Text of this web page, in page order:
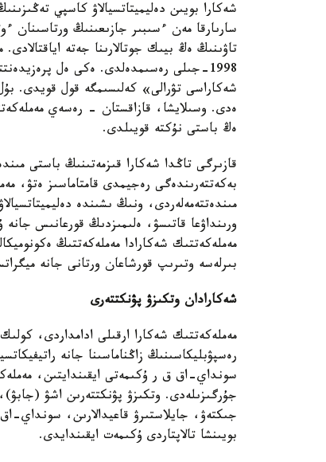
شەكارا بويىن دەليميتاتسيالاۋ كاسپي
سارىارقا مەن ءسىبىر جازىعىنىڭ ورتاسىنان
تاۋىنىڭ ەڭ بيىك جوتالارىنا جەتە
شەكاراسى تۋرالى» كەلىسىمگە قول قويدى.
ەدى. وسىلايشا، قازاقستان - رەسەي
ەڭ باستى نۇكتە قويىلدى.
قازىرگى تاڭدا شەكارا قىزمەتىنىڭ باستى
بەكەتتەرىندەگى رەجيمدى قامتاماسىز ەتۋ،
مىندەتتەمەلەردى، ونىڭ ىشىندە
ورىنداۋعا قاتىسۋ، ەلىمىزدىڭ قورعانىس
مەملەكەتتىك شەكارادا مەملەكەتتىڭ
بىرلەسە وتىرىپ قورشاعان ورتانى جانە
شەكارادان وتكىزۋ پۋنكتتەرى
مەملەكەتتىك شەكارا ارقىلى ادامداردى،
رەسپۋبليكاسىنىڭ زاڭناماسىنا جانە
سونداي-اق ق ر ۇكىمەتى ايقىندايتىن،
جۇرگىزىلەدى. وتكىزۋ پۋنكتتەرىن اشۋ
جىكتەۋ، جايلاستىرۋ قاعيدالارىن، سونداي-
بويىنشا تالاپتاردى ۇكىمەت ايقىندايدى.